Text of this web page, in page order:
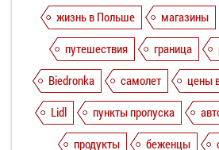
жизнь в Польше магазины
путешествия
граница
Biedronka
самолет цены
Lidl
пункты пропуска
продукты
беженцы